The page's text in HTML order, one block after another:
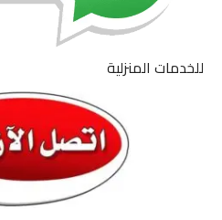
للخدمات المنزلية